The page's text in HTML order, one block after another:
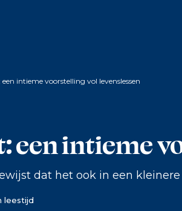
intieme voorstelling vol levenslessen
een intieme
dat het ook in een
leestijd